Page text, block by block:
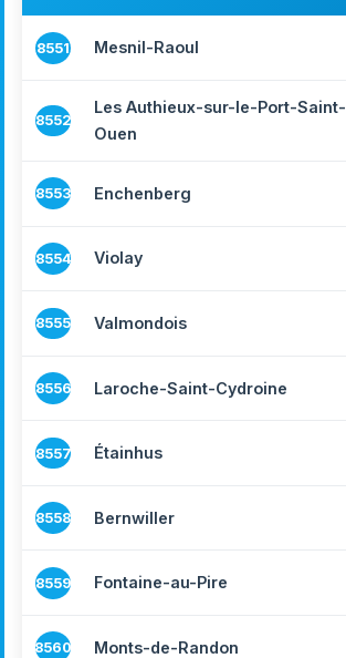
8551 Mesnil-Raoul
8552
Les Authieux-sur-le-Port-Saint-
Ouen
8553 Enchenberg
8554 Violay
8555 Valmondois
8556 Laroche-Saint-Cydroine
8557 Étainhus
8558 Bernwiller
8559 Fontaine-au-Pire
8560 Monts-de-Randon